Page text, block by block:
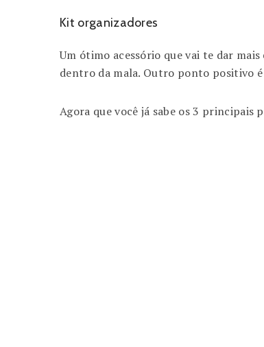
Kit organizadores
Um ótimo acessório que vai te dar
dentro da mala. Outro ponto positivo
Agora que você já sabe os 3 principais